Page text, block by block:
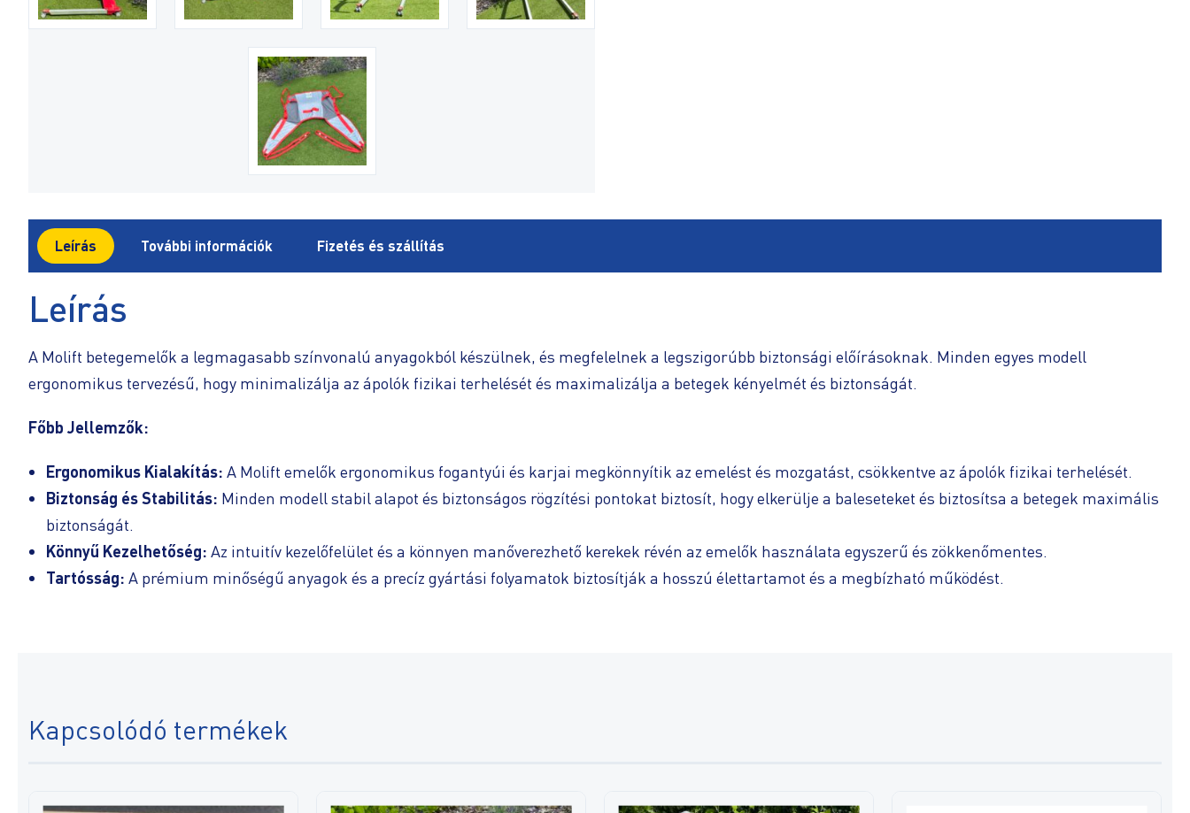
Leírás További információk Fizetés és szállítás
Leírás
A Molift betegemelők a legmagasabb színvonalú anyagokból készülnek, és megfelelnek a legszigorúbb biztonsági előírásoknak. Minden egyes modell
ergonomikus tervezésű, hogy minimalizálja az ápolók fizikai terhelését és maximalizálja a betegek kényelmét és biztonságát.
Főbb Jellemzők:
Ergonomikus Kialakítás: A Molift emelők ergonomikus fogantyúi és karjai megkönnyítik az emelést és mozgatást, csökkentve az ápolók fizikai terhelését.
Biztonság és Stabilitás: Minden modell stabil alapot és biztonságos rögzítési pontokat biztosít, hogy elkerülje a baleseteket és biztosítsa a betegek maximális
biztonságát.
Könnyű Kezelhetőség: Az intuitív kezelőfelület és a könnyen manőverezhető kerekek révén az emelők használata egyszerű és zökkenőmentes.
Tartósság: A prémium minőségű anyagok és a precíz gyártási folyamatok biztosítják a hosszú élettartamot és a megbízható működést.
Kapcsolódó termékek